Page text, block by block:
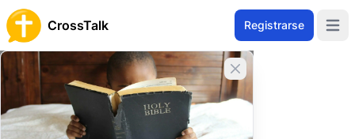
CrossTalk Registrarse
Cerrar banner
Inicio
Archivo de Preguntas
Estudios Bíblicos
Teología Bíblica